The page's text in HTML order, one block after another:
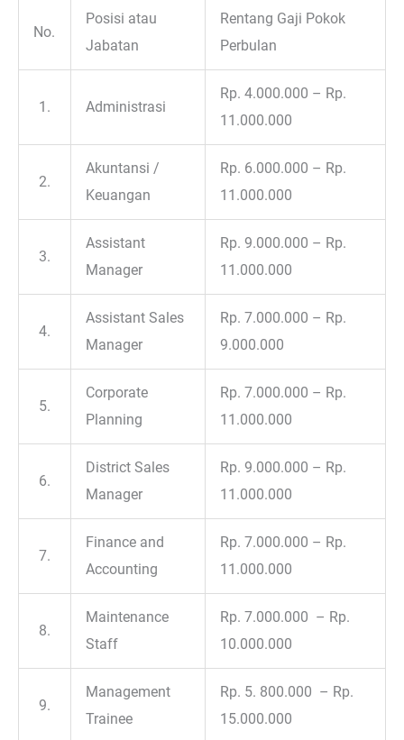
No.
Posisi atau
Jabatan
Rentang Gaji Pokok
Perbulan
1. Administrasi
Rp. 4.000.000 – Rp.
11.000.000
2.
Akuntansi /
Keuangan
Rp. 6.000.000 – Rp.
11.000.000
3.
Assistant
Manager
Rp. 9.000.000 – Rp.
11.000.000
4.
Assistant Sales
Manager
Rp. 7.000.000 – Rp.
9.000.000
5.
Corporate
Planning
Rp. 7.000.000 – Rp.
11.000.000
6.
District Sales
Manager
Rp. 9.000.000 – Rp.
11.000.000
7.
Finance and
Accounting
Rp. 7.000.000 – Rp.
11.000.000
8.
Maintenance
Staff
Rp. 7.000.000 – Rp.
10.000.000
9.
Management
Trainee
Rp. 5. 800.000 – Rp.
15.000.000